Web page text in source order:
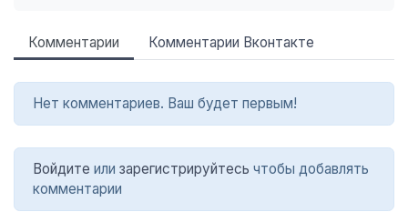
Комментарии Комментарии Вконтакте
Нет комментариев. Ваш будет первым!
Войдите или зарегистрируйтесь чтобы добавлять
комментарии